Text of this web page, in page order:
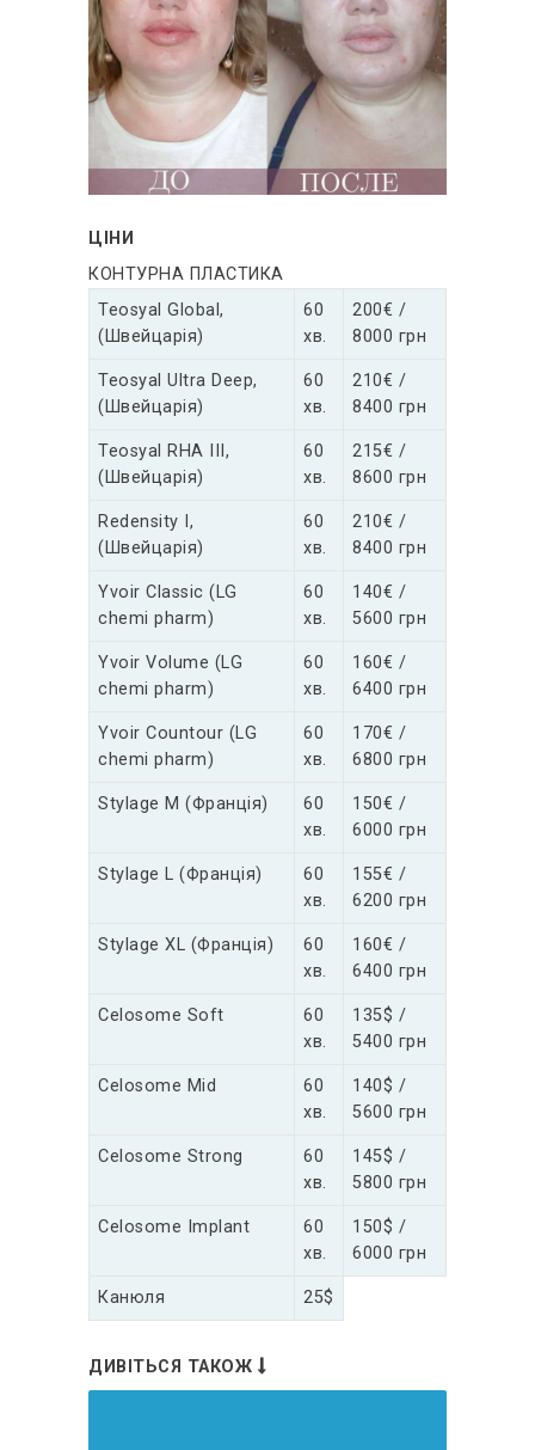
ЦІНИ
КОНТУРНА ПЛАСТИКА
Teosyal Global,
(Швейцарія)
60
хв.
200€ /
8000 грн
Teosyal Ultra Deep,
(Швейцарія)
60
хв.
210€ /
8400 грн
Teosyal RHA III,
(Швейцарія)
60
хв.
215€ /
8600 грн
Redensity I,
(Швейцарія)
60
хв.
210€ /
8400 грн
Yvoir Classic (LG
chemi pharm)
60
хв.
140€ /
5600 грн
Yvoir Volume (LG
chemi pharm)
60
хв.
160€ /
6400 грн
Yvoir Countour (LG
chemi pharm)
60
хв.
170€ /
6800 грн
Stylage M (Франція)
60
хв.
150€ /
6000 грн
Stylage L (Франція)
60
хв.
155€ /
6200 грн
Stylage XL (Франція)
60
хв.
160€ /
6400 грн
Celosome Soft
60
хв.
135$ /
5400 грн
Celosome Mid
60
хв.
140$ /
5600 грн
Celosome Strong
60
хв.
145$ /
5800 грн
Celosome Implant
60
хв.
150$ /
6000 грн
Канюля 25$
ДИВІТЬСЯ ТАКОЖ